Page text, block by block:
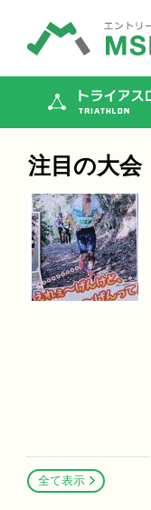
トライアスロン
注目の大会
全て表示